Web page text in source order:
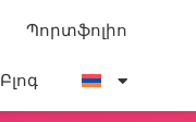
Պորտֆոլիո
Բլոգ